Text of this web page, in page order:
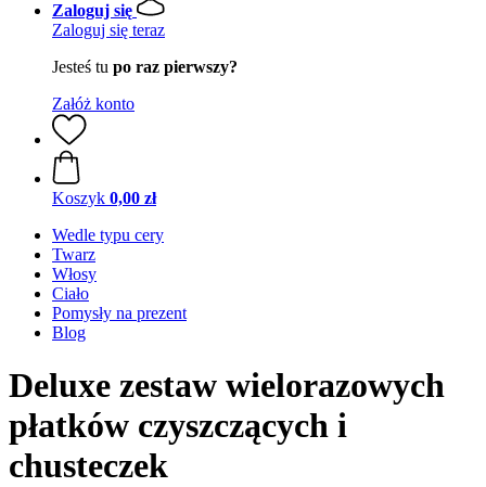
Zaloguj się
Zaloguj się teraz
Jesteś tu po raz pierwszy?
Załóż konto
Koszyk 0,00 zł
Wedle typu cery
Twarz
Włosy
Ciało
Pomysły na prezent
Blog
Deluxe zestaw wielorazowych
płatków czyszczących i
chusteczek